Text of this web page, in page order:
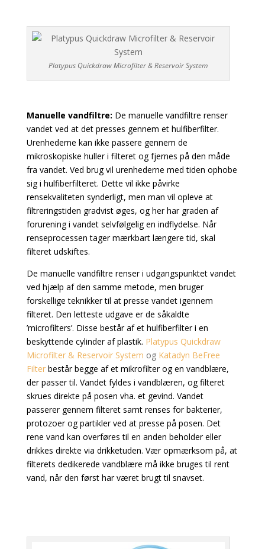
Platypus Quickdraw Microfilter & Reservoir System
Manuelle vandfiltre: De manuelle vandfiltre renser
vandet ved at det presses gennem et hulfiberfilter.
Urenhederne kan ikke passere gennem de
mikroskopiske huller i filteret og fjernes på den måde
fra vandet. Ved brug vil urenhederne med tiden ophobe
sig i hulfiberfilteret. Dette vil ikke påvirke
rensekvaliteten synderligt, men man vil opleve at
filtreringstiden gradvist øges, og her har graden af
forurening i vandet selvfølgelig en indflydelse. Når
renseprocessen tager mærkbart længere tid, skal
filteret udskiftes.
De manuelle vandfiltre renser i udgangspunktet vandet
ved hjælp af den samme metode, men bruger
forskellige teknikker til at presse vandet igennem
filteret. Den letteste udgave er de såkaldte
’microfilters’. Disse består af et hulfiberfilter i en
beskyttende cylinder af plastik. Platypus Quickdraw
Microfilter & Reservoir System og Katadyn BeFree
Filter består begge af et mikrofilter og en vandblære,
der passer til. Vandet fyldes i vandblæren, og filteret
skrues direkte på posen vha. et gevind. Vandet
passerer gennem filteret samt renses for bakterier,
protozoer og partikler ved at presse på posen. Det
rene vand kan overføres til en anden beholder eller
drikkes direkte via drikketuden. Vær opmærksom på, at
filterets dedikerede vandblære må ikke bruges til rent
vand, når den først har været brugt til snavset.